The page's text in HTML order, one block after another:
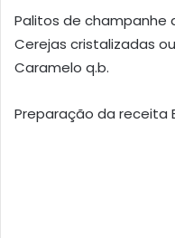
Palitos de champanhe
Cerejas cristalizadas
Caramelo q.b.
Preparação da receita